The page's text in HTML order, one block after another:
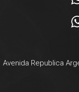
Avenida Republica